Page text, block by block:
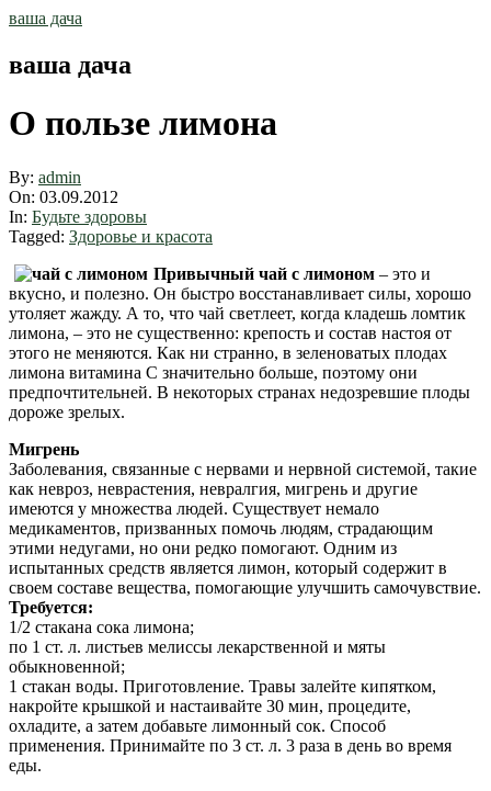
Skip
ваша дача
ваша дача
О пользе лимона
By: admin
On: 03.09.2012
In: Будьте здоровы
Tagged: Здоровье и красота
Привычный чай с лимоном – это и
вкусно, и полезно. Он быстро восстанавливает силы, хорошо
утоляет жажду. А то, что чай светлеет, когда кладешь ломтик
лимона, – это не существенно: крепость и состав настоя от
этого не меняются. Как ни странно, в зеленоватых плодах
лимона витамина С значительно больше, поэтому они
предпочтительней. В некоторых странах недозревшие плоды
дороже зрелых.
Мигрень
Заболевания, связанные с нервами и нервной системой, такие
как невроз, неврастения, невралгия, мигрень и другие
имеются у множества людей. Существует немало
медикаментов, призванных помочь людям, страдающим
этими недугами, но они редко помогают. Одним из
испытанных средств является лимон, который содержит в
своем составе вещества, помогающие улучшить самочувствие.
Требуется:
1/2 стакана сока лимона;
по 1 ст. л. листьев мелиссы лекарственной и мяты
обыкновенной;
1 стакан воды. Приготовление. Травы залейте кипятком,
накройте крышкой и настаивайте 30 мин, процедите,
охладите, а затем добавьте лимонный сок. Способ
применения. Принимайте по 3 ст. л. 3 раза в день во время
еды.